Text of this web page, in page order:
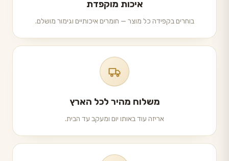
איכות מוקפדת
בוחרים בקפידה כל מוצר — חומרים איכותיים וגימור מושלם.
משלוח מהיר לכל הארץ
אריזה עוד באותו יום ומעקב עד הבית.